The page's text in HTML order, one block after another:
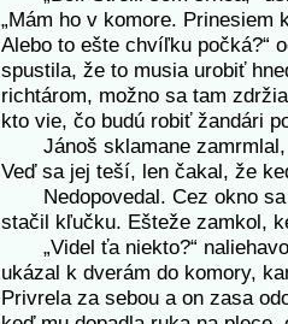
„Mám ho v komore.
Alebo to ešte chvíľku počká?“
spustila, že to musia urobiť
richtárom, možno sa tam
kto vie, čo budú robiť žandári
Jánoš sklamane zamrmlal,
Veď sa jej teší, len čakal, že
Nedopovedal. Cez okno sa
stačil kľučku. Ešteže zamkol,
„Videl ťa niekto?“
ukázal k dverám do komory,
Privrela za sebou a on zasa